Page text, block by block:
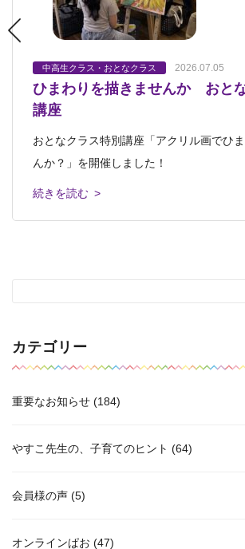
中高生クラス・おとなクラス 2026.07.05
ひまわりを描きませんか おと
講座
おとなクラス特別講座「アクリル画でひ
んか？」を開催しました！
続きを読む >
中高生クラス・おとなクラス 2026.06.17
おとなクラス 画集を参考に
己斐本校にはたくさんの画集があります。
なクラスの方は、 「ジョルジョ・モラン
続きを読む >
中高生クラス・おとなクラス 2026.06.09
おとなクラス 水彩画のデモン
ン
己斐本校おとなクラスにて 水彩絵の具で
い日。 日本画講師の宮郷によるデモンス
続きを読む >
中高生クラス・おとなクラス 2026.06.07
おとなクラス 木彫に挑戦
おとなクラスでは自分のやりたい制作を、
ながら進めることができます。 こちらの
続きを読む >
プチクラス キッズクラス・ジュニアクラス
おとなクラス 芸大美大受験科 2026.06.06
「平和鳥」
「平和鳥」 懐かしいおもちゃドリンキン
鳥」のご紹介です。 コップの水をくちば
続きを読む >
カテゴリー
重要なお知らせ (184)
やすこ先生の、子育てのヒント (64)
会員様の声 (5)
オンラインぱお (47)